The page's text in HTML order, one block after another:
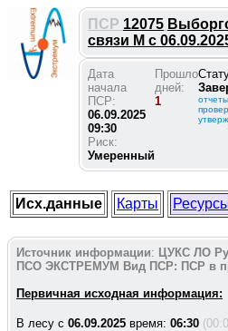
ПСР 12075
связи М с
Дата
начала
ПСР:
06.09.2025
09:30
Риск:
Умеренный
Прошло
дней:
1
отчеты
Исх.данные Карты
Источник информации: ЦУКС ЛО
ПСО ЭКСТРЕМУМ Вид ПСР: ПСР в
Первичная исходная информация:
В лесу c 06.09.2025 время: 06:30